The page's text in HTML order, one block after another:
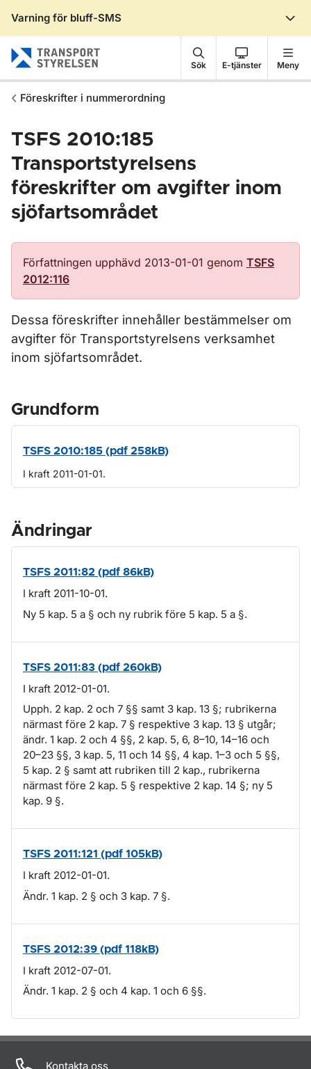
Varning för bluff-SMS
Sök E-tjänster Meny
Föreskrifter i nummerordning
TSFS 2010:185
Transportstyrelsens
föreskrifter om avgifter inom
sjöfartsområdet
Författningen upphävd 2013-01-01 genom TSFS
2012:116
Dessa föreskrifter innehåller bestämmelser om
avgifter för Transportstyrelsens verksamhet
inom sjöfartsområdet.
Grundform
TSFS 2010:185 (pdf 258kB)
I kraft 2011-01-01.
Ändringar
TSFS 2011:82 (pdf 86kB)
I kraft 2011-10-01.
Ny 5 kap. 5 a § och ny rubrik före 5 kap. 5 a §.
TSFS 2011:83 (pdf 260kB)
I kraft 2012-01-01.
Upph. 2 kap. 2 och 7 §§ samt 3 kap. 13 §; rubrikerna
närmast före 2 kap. 7 § respektive 3 kap. 13 § utgår;
ändr. 1 kap. 2 och 4 §§, 2 kap. 5, 6, 8–10, 14–16 och
20–23 §§, 3 kap. 5, 11 och 14 §§, 4 kap. 1–3 och 5 §§,
5 kap. 2 § samt att rubriken till 2 kap., rubrikerna
närmast före 2 kap. 5 § respektive 2 kap. 14 §; ny 5
kap. 9 §.
TSFS 2011:121 (pdf 105kB)
I kraft 2012-01-01.
Ändr. 1 kap. 2 § och 3 kap. 7 §.
TSFS 2012:39 (pdf 118kB)
I kraft 2012-07-01.
Ändr. 1 kap. 2 § och 4 kap. 1 och 6 §§.
Om sidan
Kontakta oss